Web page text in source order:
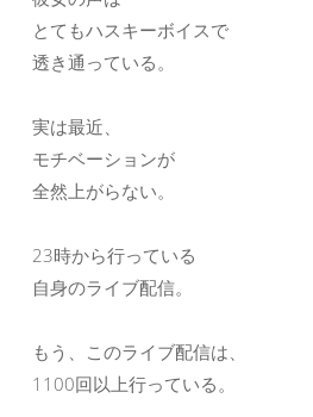
とてもハスキーボイスで
透き通っている。
実は最近、
モチベーションが
全然上がらない。
23時から行っている
自身のライブ配信。
もう、このライブ配信は、
1100回以上行っている。